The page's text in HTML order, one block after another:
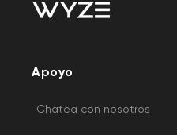
Apoyo
Chatea con nosotros